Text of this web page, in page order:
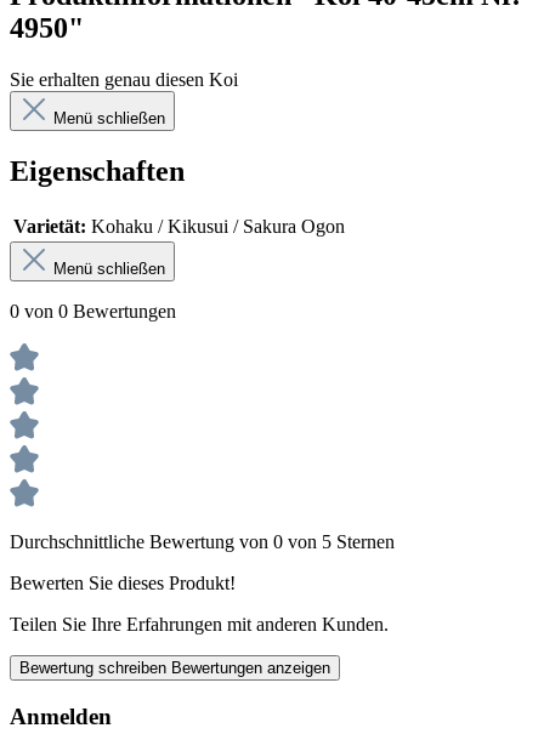
4950"
Sie erhalten genau diesen Koi
Menü schließen
Eigenschaften
Varietät: Kohaku / Kikusui / Sakura Ogon
Menü schließen
0 von 0 Bewertungen
Durchschnittliche Bewertung von 0 von 5 Sternen
Bewerten Sie dieses Produkt!
Teilen Sie Ihre Erfahrungen mit anderen Kunden.
Bewertung schreiben Bewertungen anzeigen
Anmelden